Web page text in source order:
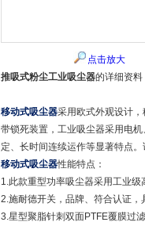
点击放大
推吸式粉尘工业吸尘器的详细资料
移动式吸尘器采用欧式外观设计
带锁死装置，工业吸尘器采用电
定、长时间连续运作等显著特点
移动式吸尘器性能特点：
1.此款重型功率吸尘器采用工业
2.施耐德开关，品牌、符合认证
3.星型聚脂针刺双面PTFE覆膜过